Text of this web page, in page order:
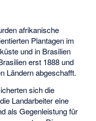
afrikanische
Plantagen im
und in Brasilien
erst 1888 und
Ländern abgeschafft.
sich die
Landarbeiter eine
als Gegenleistung für